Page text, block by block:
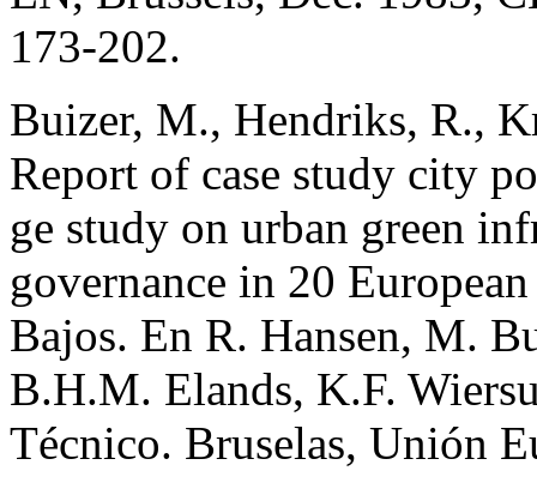
173-202.
Buizer, M., Hendriks, R.,
Report of case study city
ge study on urban green
governance in 20
Bajos. En R. Hansen, M.
B.H.M. Elands, K.F.
Técnico. Bruselas, Unión